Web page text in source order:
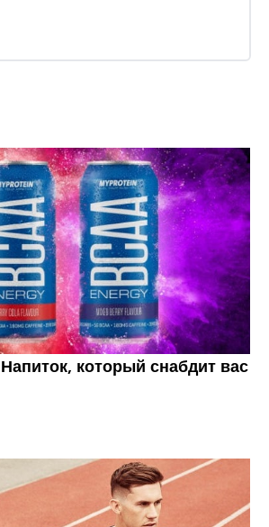
который снабдит вас